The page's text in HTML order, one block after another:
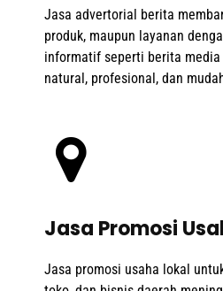
Jasa advertorial berita
produk, maupun layanan
informatif seperti berita
natural, profesional, dan
Jasa Promosi
Jasa promosi usaha lokal